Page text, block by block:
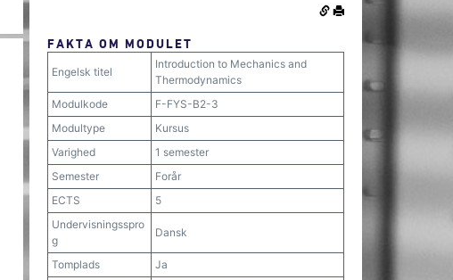
FAKTA OM MODULET
Engelsk titel
Introduction to Mechanics and
Thermodynamics
Modulkode
F-FYS-B2-3
Modultype
Kursus
Varighed
1 semester
Semester
Forår
ECTS
5
Undervisningsspro
g
Dansk
Tomplads
Ja